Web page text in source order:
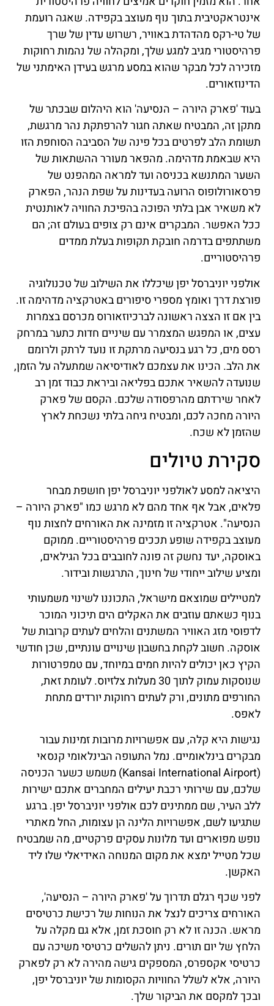
אינטראקטיבית בתוך נוף מעוצב בקפידה. שאגה רועמת
של טי-רקס מהדהדת באוויר, רשרוש עדין של שרך
פרהיסטורי מגיב למגע שלך, ומקהלה של נהמות רחוקות
מזכירה לכל מבקר שהוא במסע מרגש בעידן האימתני של
הדינוזאורים.
בעוד 'פארק היורה – הנסיעה' הוא היהלום שבכתר של
מתקן זה, המבטיח שאתה חגור להרפתקת נהר מרגשת,
תשומת הלב לפרטים בכל פינה של הסביבה הסוחפת הזו
היא שבאמת מדהימה. מהפאר מעורר ההשתאות של
השער המתנשא בכניסה ועד למראה המהפנט של
פרסאורולופוס הרועה בעדינות על שפת הנהר, הפארק
לא משאיר אבן בלתי הפוכה בהפיכת החוויה לאותנטית
ככל האפשר. המבקרים אינם רק צופים בעולם זה; הם
משתתפים בדרמה חובקת תקופות בעלת ממדים
פרהיסטוריים.
אולפני יוניברסל יפן שיכללו את השילוב של טכנולוגיה
פורצת דרך ואומץ מספרי סיפורים באטרקציה מדהימה זו.
בין אם זו הצצה ראשונה לברכיוזאורוס מכרסם בצמרות
עצים, או המפגש המצמרר עם שיניים חדות כתער במרחק
רסס מים, כל רגע בנסיעה מרתקת זו נועד לרתק ולרומם
את הלב. הכינו את עצמכם לאודיסיאה שמתעלה על הזמן,
שנועדה להשאיר אתכם בפליאה וביראת כבוד זמן רב
לאחר שירדתם מהרפסודה שלכם. הקסם של פארק
היורה מחכה לכם, ומבטיח גיחה בלתי נשכחת לארץ
שהזמן לא שכח.
סקירת טיולים
היציאה למסע לאולפני יוניברסל יפן חושפת מבחר
פלאים, אבל אף אחד מהם לא מרגש כמו "פארק היורה –
הנסיעה". אטרקציה זו מזמינה את האורחים לחצות נוף
מעוצב בקפידה שופע תככים פרהיסטוריים. ממוקם
באוסקה, יעד נחשק זה פונה לחובבים בכל הגילאים,
ומציע שילוב ייחודי של חינוך, התרגשות ובידור.
למטיילים שמוצאם מישראל, התכוננו לשינוי משמעותי
בנוף כשאתם עוזבים את האקלים הים תיכוני המוכר
לדפוסי מזג האוויר המשתנים והלחים לעתים קרובות של
אוסקה. חשוב לקחת בחשבון שינויים עונתיים, שכן חודשי
הקיץ כאן יכולים להיות חמים במיוחד, עם טמפרטורות
שנוסקות עמוק לתוך 30 מעלות צלזיוס. לעומת זאת,
החורפים מתונים, ורק לעתים רחוקות יורדים מתחת
לאפס.
נגישות היא קלה, עם אפשרויות מרובות זמינות עבור
מבקרים בינלאומיים. נמל התעופה הבינלאומי קנסאי
(Kansai International Airport) משמש כשער הכניסה
שלכם, עם שירותי רכבת יעילים המחברים אתכם ישירות
ללב העיר, שם ממתינים לכם אולפני יוניברסל יפן. ברגע
שתגיעו לשם, אפשרויות הלינה הן עצומות, החל מאתרי
נופש מפוארים ועד מלונות עסקים פרקטיים, מה שמבטיח
שכל מטייל ימצא את מקום המנוחה האידיאלי שלו ליד
האקשן.
לפני שכף רגלם תדרוך על 'פארק היורה – הנסיעה',
האורחים צריכים לנצל את הנוחות של רכישת כרטיסים
מראש. הכנה זו לא רק חוסכת זמן, אלא גם מקלה על
הלחץ של יום תורים. ניתן להשלים כרטיסי משיכה עם
כרטיסי אקספרס, המספקים גישה מהירה לא רק לפארק
היורה, אלא לשלל החוויות הקסומות של יוניברסל יפן,
ובכך למקסם את הביקור שלך.